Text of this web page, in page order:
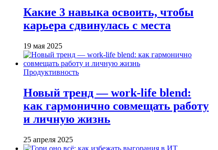
Какие 3 навыка освоить, чтобы
карьера сдвинулась с места
19 мая 2025
Продуктивность
Новый тренд — work-life blend:
как гармонично совмещать работу
и личную жизнь
25 апреля 2025